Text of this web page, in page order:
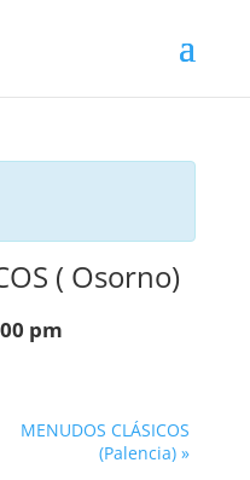
( Osorno)
pm
MENUDOS CLÁSICOS
(Palencia)»